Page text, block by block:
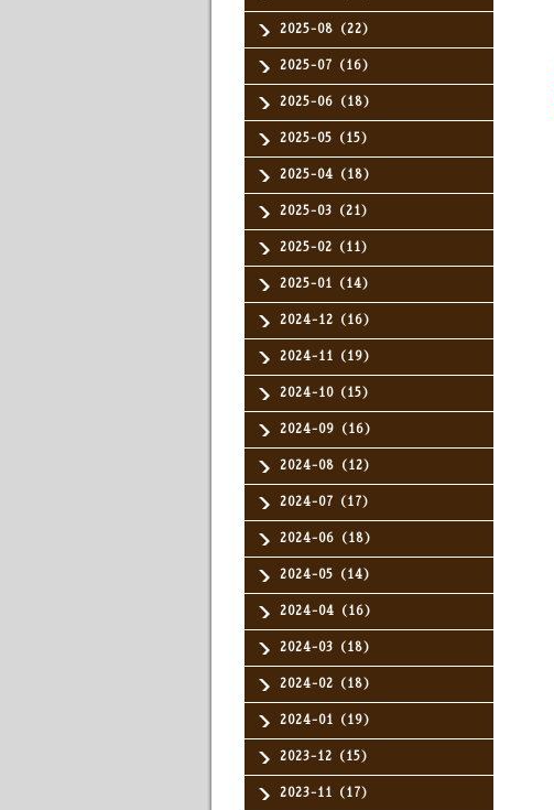
2025-08（22）
2025-07（16）
2025-06（18）
2025-05（15）
2025-04（18）
2025-03（21）
2025-02（11）
2025-01（14）
2024-12（16）
2024-11（19）
2024-10（15）
2024-09（16）
2024-08（12）
2024-07（17）
2024-06（18）
2024-05（14）
2024-04（16）
2024-03（18）
2024-02（18）
2024-01（19）
2023-12（15）
2023-11（17）